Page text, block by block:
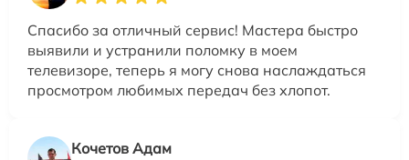
Спасибо за отличный сервис! Мастера быстро
выявили и устранили поломку в моем
телевизоре, теперь я могу снова наслаждаться
просмотром любимых передач без хлопот.
Кочетов Адам